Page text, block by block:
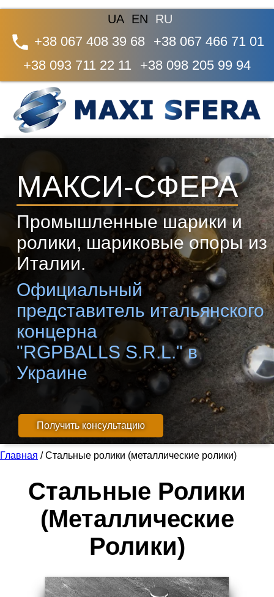
UA EN RU
+38 067 408 39 68
+38 067 466 71 01
+38 093 711 22 11
+38 098 205 99 94
МАКСИ-СФЕРА
Промышленные шарики и
ролики, шариковые опоры из
Италии.
Официальный
представитель итальянского
концерна
"RGPBALLS S.R.L." в
Украине
Получить консультацию
Главная /Стальные ролики (металлические ролики)
Стальные Ролики
(металлические
Ролики)